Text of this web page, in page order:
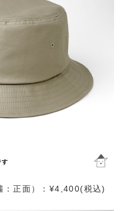
：正面）：¥4,400(税込)